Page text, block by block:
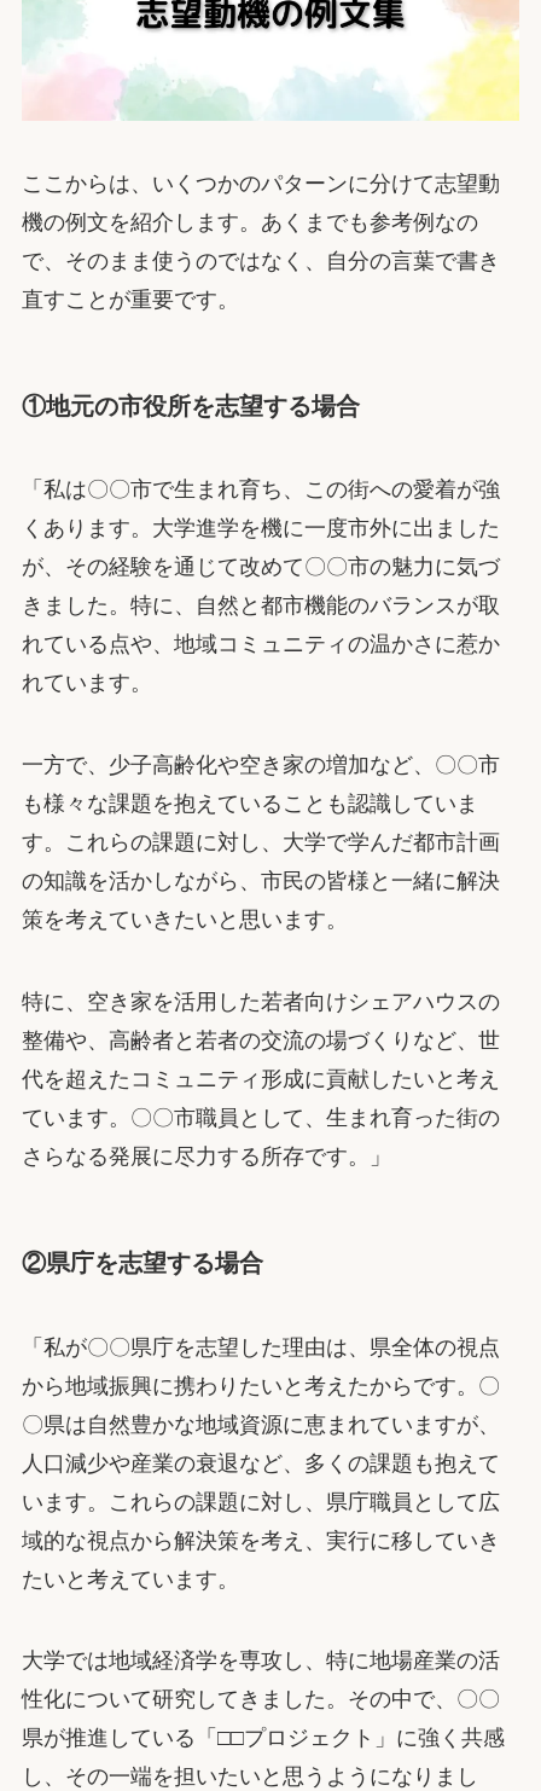
ここからは、いくつかのパターンに分けて志望動
機の例文を紹介します。あくまでも参考例なの
で、そのまま使うのではなく、自分の言葉で書き
直すことが重要です。
①地元の市役所を志望する場合
「私は〇〇市で生まれ育ち、この街への愛着が強
くあります。大学進学を機に一度市外に出ました
が、その経験を通じて改めて〇〇市の魅力に気づ
きました。特に、自然と都市機能のバランスが取
れている点や、地域コミュニティの温かさに惹か
れています。
一方で、少子高齢化や空き家の増加など、〇〇市
も様々な課題を抱えていることも認識していま
す。これらの課題に対し、大学で学んだ都市計画
の知識を活かしながら、市民の皆様と一緒に解決
策を考えていきたいと思います。
特に、空き家を活用した若者向けシェアハウスの
整備や、高齢者と若者の交流の場づくりなど、世
代を超えたコミュニティ形成に貢献したいと考え
ています。〇〇市職員として、生まれ育った街の
さらなる発展に尽力する所存です。」
②県庁を志望する場合
「私が〇〇県庁を志望した理由は、県全体の視点
から地域振興に携わりたいと考えたからです。〇
〇県は自然豊かな地域資源に恵まれていますが、
人口減少や産業の衰退など、多くの課題も抱えて
います。これらの課題に対し、県庁職員として広
域的な視点から解決策を考え、実行に移していき
たいと考えています。
大学では地域経済学を専攻し、特に地場産業の活
性化について研究してきました。その中で、〇〇
県が推進している「□□プロジェクト」に強く共感
し、その一端を担いたいと思うようになりまし